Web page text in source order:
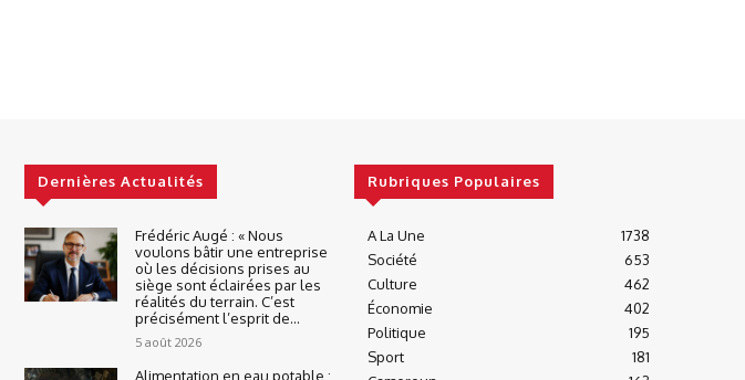
Dernières Actualités
Frédéric Augé : « Nous
voulons bâtir une entreprise
où les décisions prises au
siège sont éclairées par les
réalités du terrain. C’est
précisément l’esprit de...
5 août 2026
Alimentation en eau potable :
Rubriques Populaires
A La Une
1738
Société
653
Culture
462
Économie
402
Politique
195
Sport
181